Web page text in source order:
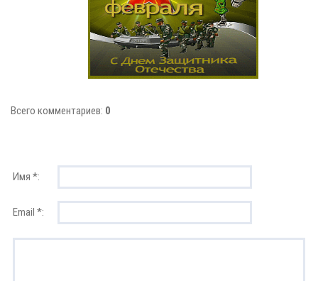
Всего комментариев: 0
Имя *:
Email *: